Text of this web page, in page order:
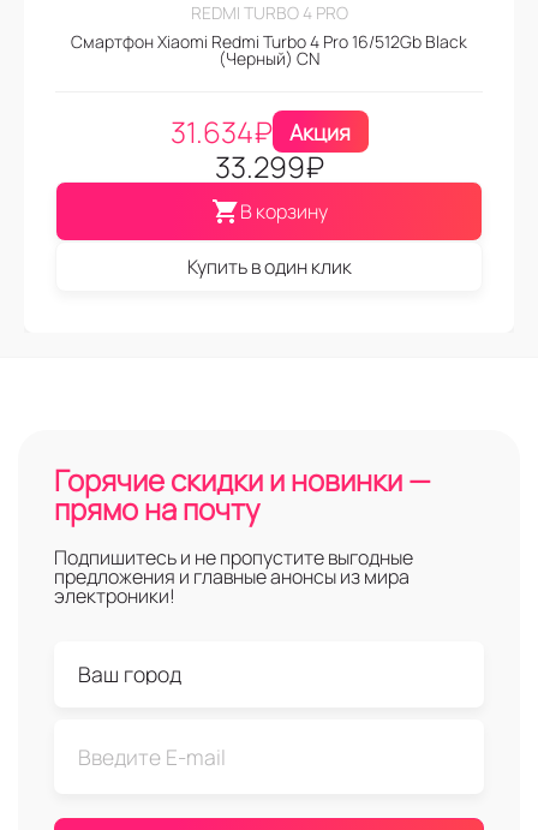
REDMI TURBO 4 PRO
Смартфон Xiaomi Redmi Turbo 4 Pro 16/512Gb Black
(Черный) CN
31.634₽ Акция
33.299₽
В корзину
Купить в один клик
Горячие скидки и новинки —
прямо на почту
Подпишитесь и не пропустите выгодные
предложения и главные анонсы из мира
электроники!